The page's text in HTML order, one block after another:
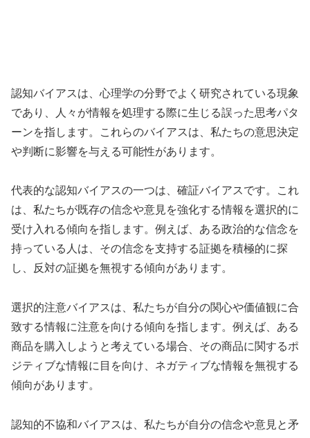
認知バイアスは、心理学の分野でよく研究されている現象
であり、人々が情報を処理する際に生じる誤った思考パタ
ーンを指します。これらのバイアスは、私たちの意思決定
や判断に影響を与える可能性があります。
代表的な認知バイアスの一つは、確証バイアスです。これ
は、私たちが既存の信念や意見を強化する情報を選択的に
受け入れる傾向を指します。例えば、ある政治的な信念を
持っている人は、その信念を支持する証拠を積極的に探
し、反対の証拠を無視する傾向があります。
選択的注意バイアスは、私たちが自分の関心や価値観に合
致する情報に注意を向ける傾向を指します。例えば、ある
商品を購入しようと考えている場合、その商品に関するポ
ジティブな情報に目を向け、ネガティブな情報を無視する
傾向があります。
認知的不協和バイアスは、私たちが自分の信念や意見と矛